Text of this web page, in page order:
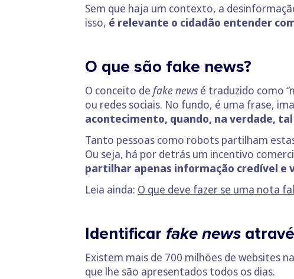
Sem que haja um contexto, a
isso, é relevante o cidadão entender
O que são fake news?
O conceito de fake news é traduzido como
ou redes sociais. No fundo, é uma frase,
acontecimento, quando, na verdade,
Tanto pessoas como robots partilham
Ou seja, há por detrás um incentivo
partilhar apenas informação credível e
Leia ainda: O que deve fazer se uma nota
Identificar fake news
Existem mais de 700 milhões de websites
que lhe são apresentados todos os dias.